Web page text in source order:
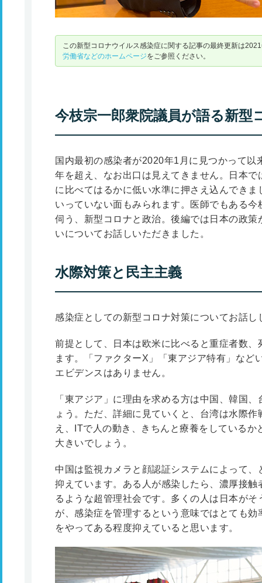
この新型コロナウイルス感染症に関する記事の最終更新は
労働省などのホームページをご参照ください。
今枝宗一郎衆院議員が語る新型
国内最初の感染者が2020年1月に見つかって
年を超え、なお出口は見えてきません。日本
に比べてはるかに低い水準に押さえ込んでき
いっていない面もみられます。医師でもある
伺う、新型コロナと政治。後編では日本の政
いについてお話しいただきました。
水際対策と民主主義
感染症としての新型コロナ対策についてお話し
前提として、日本は欧米に比べると重症者数
ます。「ファクターX」「東アジア特有」など
エビデンスはありません。
「東アジア」に理由を求める方は中国、韓国
ょう。ただ、詳細に見ていくと、台湾は水際
え、ITで人の動き、きちんと療養をしている
大きいでしょう。
中国は監視カメラと顔認証システムによって
抑えています。ある人が感染したら、濃厚接
るような超管理社会です。多くの人は日本が
が、感染症を管理するという意味ではとても
をやってある程度抑えていると思います。